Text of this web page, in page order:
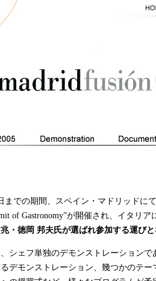
までの期間、スペイン・マドリッドに
of Gastronomy”が開催され、イタリ
・徳岡 邦夫氏が選ばれ参加する運び
シェフ単独のデモンストレーション
デモンストレーション、幾つかのテ